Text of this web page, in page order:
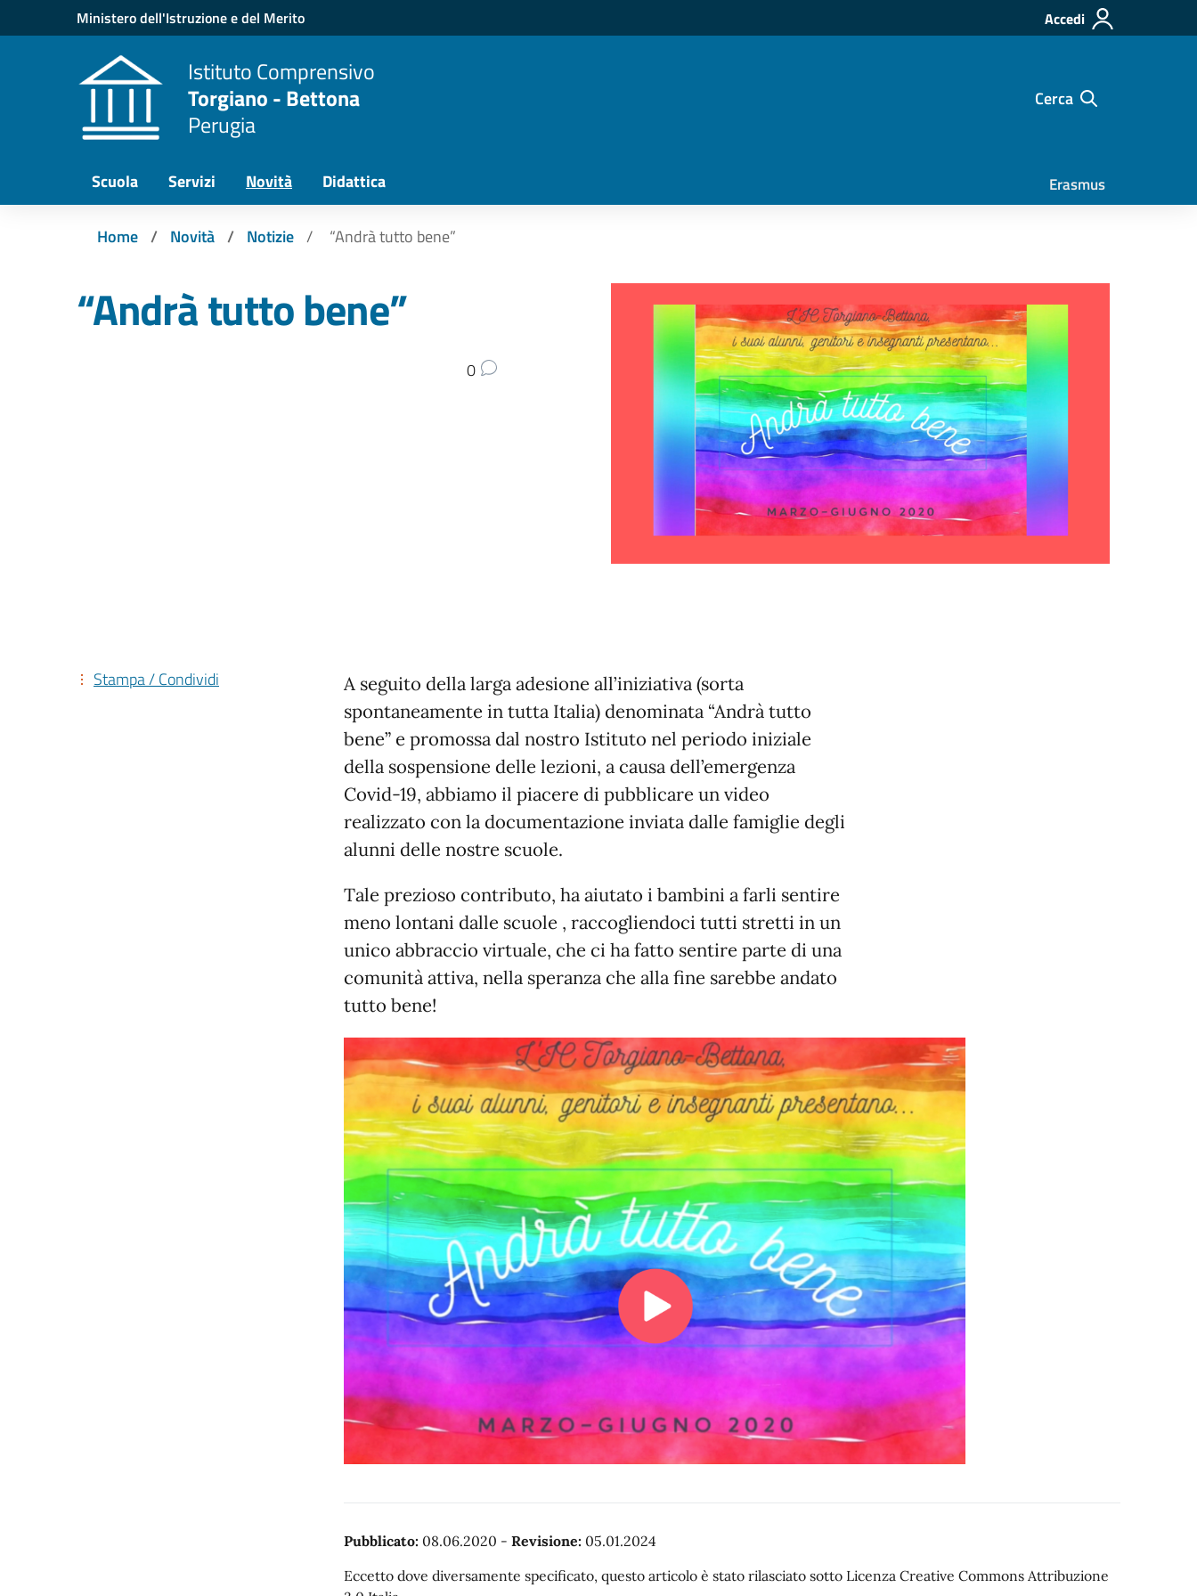
Vai ai contenuti
Vai al menu di navigazione
Ministero dell'Istruzione e del Merito Accedi
Istituto Comprensivo
Torgiano - Bettona
Perugia
Cerca
Scuola Servizi Novità Didattica Erasmus
Home Novità Notizie “Andrà tutto bene”
“Andrà tutto bene”
0
A seguito della larga adesione all’iniziativa (sorta
spontaneamente in tutta Italia) denominata “Andrà tutto
bene” e promossa dal nostro Istituto nel periodo iniziale
della sospensione delle lezioni, a causa dell’emergenza
Covid-19, abbiamo il piacere di pubblicare un video
realizzato con la documentazione inviata dalle famiglie degli
alunni delle nostre scuole.
Tale prezioso contributo, ha aiutato i bambini a farli sentire
meno lontani dalle scuole , raccogliendoci tutti stretti in un
unico abbraccio virtuale, che ci ha fatto sentire parte di una
comunità attiva, nella speranza che alla fine sarebbe andato
tutto bene!
Pubblicato: 08.06.2020 - Revisione: 05.01.2024
Eccetto dove diversamente specificato, questo articolo è stato rilasciato sotto Licenza Creative Commons Attribuzione
Stampa / Condividi